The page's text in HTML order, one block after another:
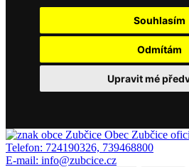
Souhlasím
Odmítám
Upravit mé
Obec Zubčice
Telefon: 724190326, 739468800
E-mail: info@zubcice.cz